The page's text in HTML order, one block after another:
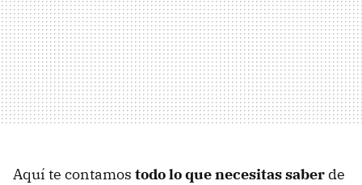
Aquí te contamos todo lo que necesitas saber de